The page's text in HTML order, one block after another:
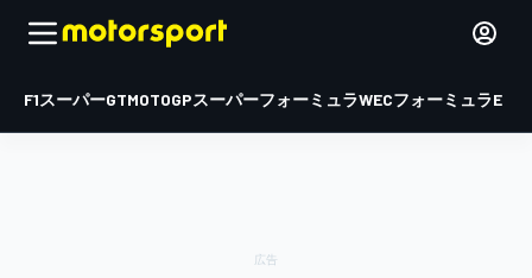
F1スーパーGTMOTOGPスーパーフォーミュラWECフォーミュラE